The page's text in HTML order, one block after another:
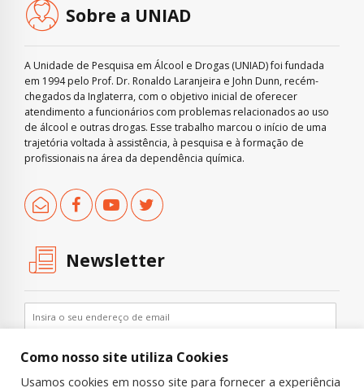
Sobre a UNIAD
A Unidade de Pesquisa em Álcool e Drogas (UNIAD) foi fundada
em 1994 pelo Prof. Dr. Ronaldo Laranjeira e John Dunn, recém-
chegados da Inglaterra, com o objetivo inicial de oferecer
atendimento a funcionários com problemas relacionados ao uso
de álcool e outras drogas. Esse trabalho marcou o início de uma
trajetória voltada à assistência, à pesquisa e à formação de
profissionais na área da dependência química.
Newsletter
Como nosso site utiliza Cookies
Usamos cookies em nosso site para fornecer a experiência